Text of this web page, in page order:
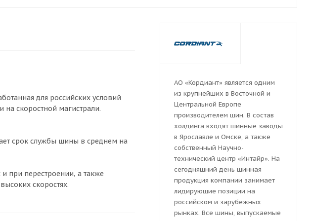
для российских условий
на скоростной магистрали.
срок службы шины в среднем на
при перестроении, а также
скоростях.
АО «Кордиант» является одним
из крупнейших в Восточной и
Центральной Европе
производителем шин. В состав
холдинга входят шинные заводы
в Ярославле и Омске, а также
собственный Научно-
технический центр «Интайр». На
сегодняшний день шинная
продукция компании занимает
лидирующие позиции на
российском и зарубежных
рынках. Все шины, выпускаемые